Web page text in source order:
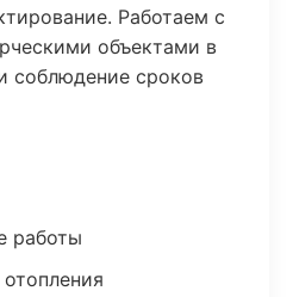
Работаем с
объектами в
соблюдение сроков
работы